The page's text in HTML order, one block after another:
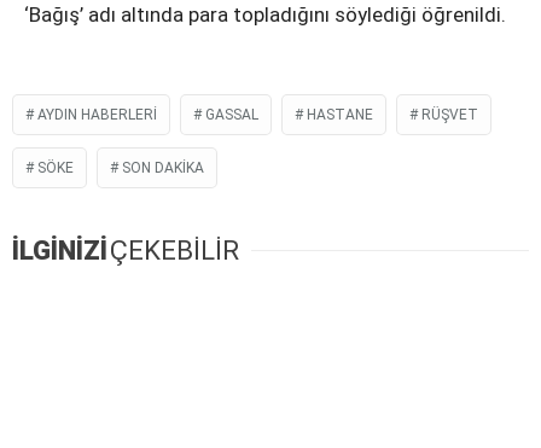
‘Bağış’ adı altında para topladığını söylediği öğrenildi.
AYDIN HABERLERI GASSAL HASTANE RÜŞVET
SÖKE SON DAKIKA
İLGİNİZİÇEKEBİLİR